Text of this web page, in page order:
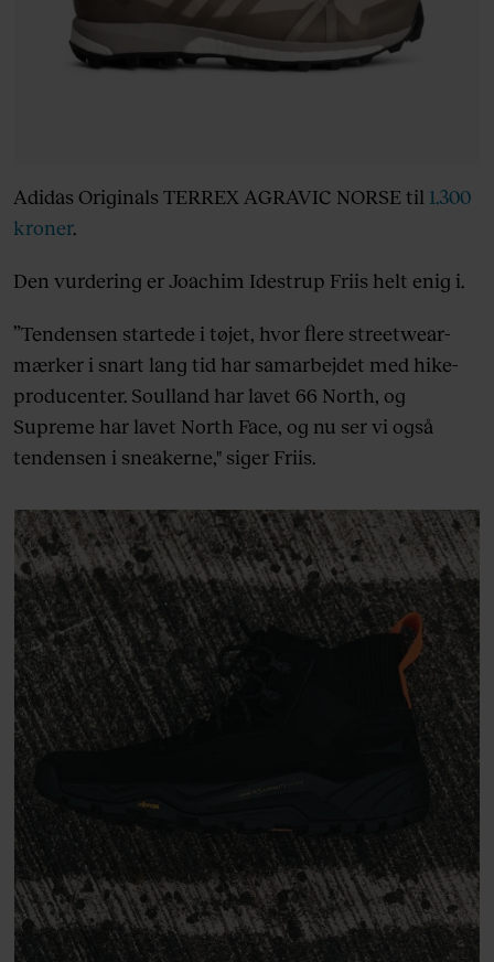
Adidas Originals TERREX AGRAVIC NORSE til 1.300
kroner.
Den vurdering er Joachim Idestrup Friis helt enig i.
”Tendensen startede i tøjet, hvor flere streetwear-
mærker i snart lang tid har samarbejdet med hike-
producenter. Soulland har lavet 66 North, og
Supreme har lavet North Face, og nu ser vi også
tendensen i sneakerne," siger Friis.